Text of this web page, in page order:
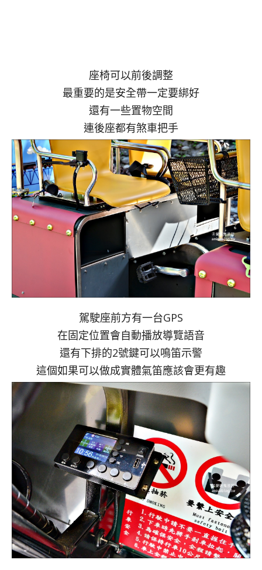
座椅可以前後調整
最重要的是安全帶一定要綁好
還有一些置物空間
連後座都有煞車把手
駕駛座前方有一台GPS
在固定位置會自動播放導覽語音
還有下排的2號鍵可以鳴笛示警
這個如果可以做成實體氣笛應該會更有趣